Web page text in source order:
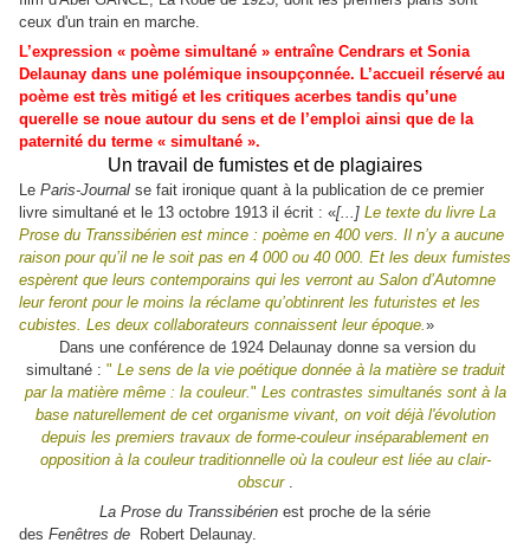
ceux d'un train en marche.
L’expression « poème simultané » entraîne Cendrars et Sonia
Delaunay dans une polémique insoupçonnée. L’accueil réservé au
poème est très mitigé et les critiques acerbes tandis qu’une
querelle se noue autour du sens et de l’emploi ainsi que de la
paternité du terme « simultané ».
Un travail de fumistes et de plagiaires
Le Paris-Journal se fait ironique quant à la publication de ce premier
livre simultané et le 13 octobre 1913 il écrit : «[...] Le texte du livre La
Prose du Transsibérien est mince : poème en 400 vers. Il n’y a aucune
raison pour qu’il ne le soit pas en 4 000 ou 40 000. Et les deux fumistes
espèrent que leurs contemporains qui les verront au Salon d’Automne
leur feront pour le moins la réclame qu’obtinrent les futuristes et les
cubistes. Les deux collaborateurs connaissent leur époque.»
Dans une conférence de 1924 Delaunay donne sa version du
simultané : " Le sens de la vie poétique donnée à la matière se traduit
par la matière même : la couleur." Les contrastes simultanés sont à la
base naturellement de cet organisme vivant, on voit déjà l'évolution
depuis les premiers travaux de forme-couleur inséparablement en
opposition à la couleur traditionnelle où la couleur est liée au clair-
obscur.
La Prose du Transsibérien est proche de la série
des Fenêtres de Robert Delaunay